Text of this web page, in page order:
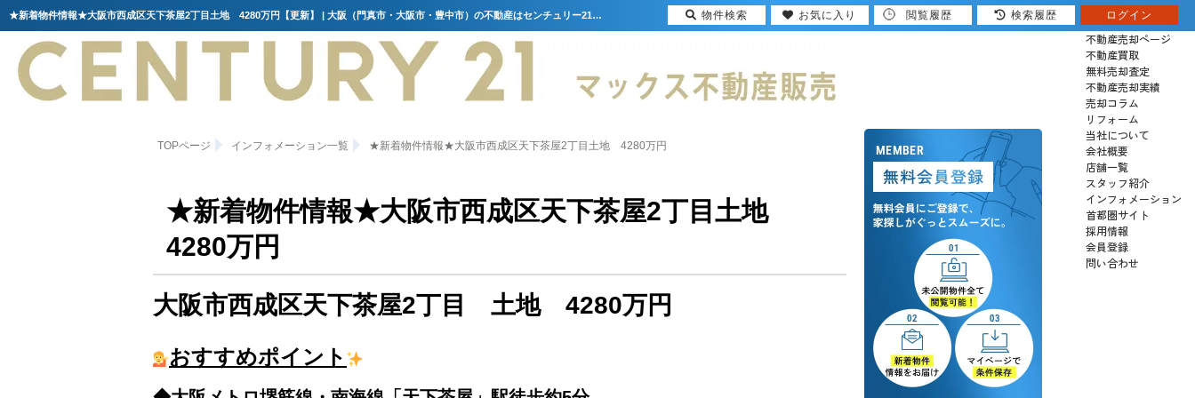
★新着物件情報★大阪市西成区天下茶屋2丁目土地 4280万円【更新】 | 大阪（門真市・大阪市・豊中市）の不動産はセンチュリー21マックス不動産販売
売りたい
不動産売却ページ
不動産買取
無料売却査定
不動産売却実績
売却コラム
リフォーム
当社について
会社概要
店舗一覧
スタッフ紹介
インフォメーション
首都圏サイト
採用情報
会員登録
問い合わせ
TOPページ インフォメーション一覧 ★新着物件情報★大阪市西成区天下茶屋2丁目土地 4280万円
★新着物件情報★大阪市西成区天下茶屋2丁目土地
4280万円
大阪市西成区天下茶屋2丁目 土地 4280万円
おすすめポイント
物件検索 お気に入り 閲覧履歴 検索履歴 ログイン